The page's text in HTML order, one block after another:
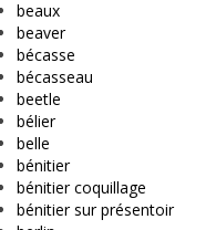
beaux
beaver
bécasse
bécasseau
beetle
bélier
belle
bénitier
bénitier coquillage
bénitier sur présentoir